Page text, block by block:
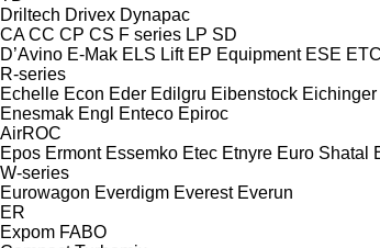
Driltech Drivex Dynapac
CA CC CP CS F series LP SD
D’Avino E-Mak ELS Lift EP Equipment ESE ETC
R-series
Echelle Econ Eder Edilgru Eibenstock Eichinger
Enesmak Engl Enteco Epiroc
AirROC
Epos Ermont Essemko Etec Etnyre Euro Shatal
W-series
Eurowagon Everdigm Everest Everun
ER
Expom FABO